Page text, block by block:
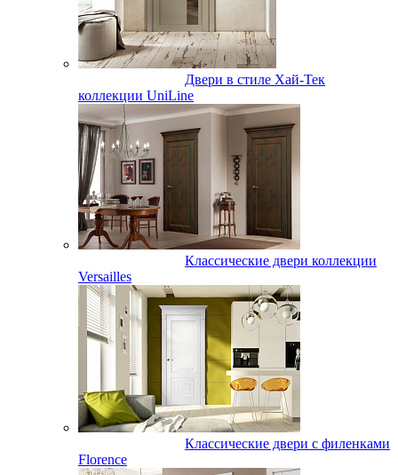
Двери в стиле Хай-Тек
коллекции UniLine
Классические двери коллекции
Versailles
Классические двери с филенками
Florence